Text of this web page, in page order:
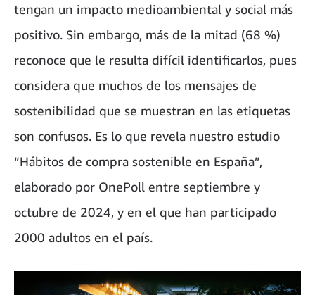
tengan un impacto medioambiental y social más
positivo. Sin embargo, más de la mitad (68 %)
reconoce que le resulta difícil identificarlos, pues
considera que muchos de los mensajes de
sostenibilidad que se muestran en las etiquetas
son confusos. Es lo que revela nuestro estudio
“Hábitos de compra sostenible en España”,
elaborado por OnePoll entre septiembre y
octubre de 2024, y en el que han participado
2000 adultos en el país.